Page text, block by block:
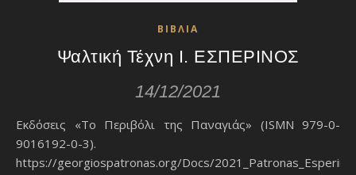
ΒΙΒΛΙΑ
Ψαλτική Τέχνη Ι. ΕΣΠΕΡΙΝΟΣ
14/12/2021
Εκδόσεις «Το Περιβόλι της Παναγιάς» (ISMN 979-0-
9016192-0-3).
https://georgiospatronas.org/Docs/